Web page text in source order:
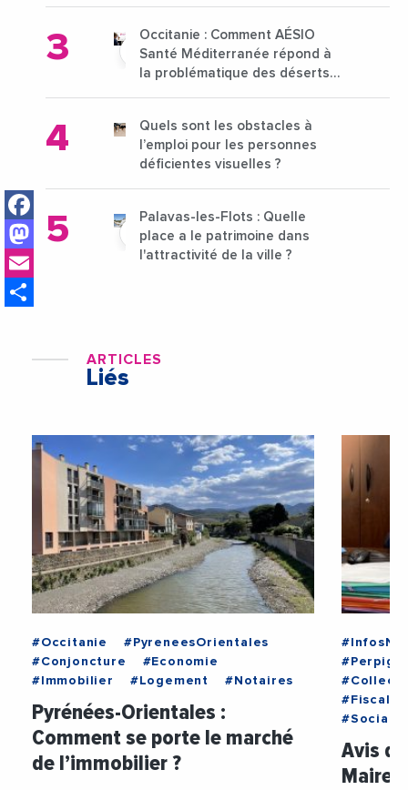
Facebook
Mastodon
Occitanie : Comment AÉSIO
Santé Méditerranée répond à
la problématique des déserts
Quels sont les obstacles à
l’emploi pour les personnes
déficientes visuelles ?
Palavas-les-Flots : Quelle
place a le patrimoine dans
l'attractivité de la ville ?
ARTICLES
Liés
#Occitanie
#PyreneesOrientales
#Conjoncture
#Economie
#Immobilier
#Logement #Notaires
Pyrénées-Orientales :
Comment se porte le marché
de l’immobilier ?
#Social
Avis